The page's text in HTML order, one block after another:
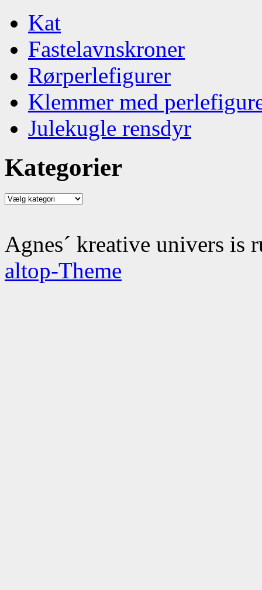
Kat
Fastelavnskroner
Rørperlefigurer
Klemmer med
Julekugle rensdyr
Kategorier
Kategorier
Agnes´ kreative univers
altop-Theme